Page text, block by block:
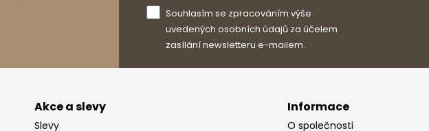
Souhlasím se zpracováním výše
uvedených osobních údajů za účelem
zasílání newsletteru e-mailem.
Akce a slevy
Slevy
Informace
O společnosti